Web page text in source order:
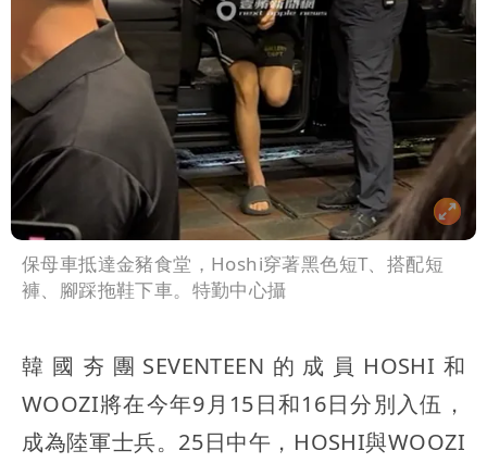
保母車抵達金豬食堂，Hoshi穿著黑色短T、搭配短
褲、腳踩拖鞋下車。特勤中心攝
韓國夯團SEVENTEEN的成員HOSHI和
WOOZI將在今年9月15日和16日分別入伍，
成為陸軍士兵。25日中午，HOSHI與WOOZI